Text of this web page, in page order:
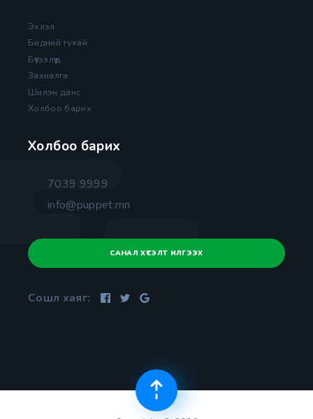
Эхлэл
Бидний тухай
Бүтээлүүд
Захиалга
Шилэн данс
Холбоо барих
Холбоо барих
7039 9999
info@puppet.mn
САНАЛ ХҮСЭЛТ ИЛГЭЭХ
Сошл хаяг: